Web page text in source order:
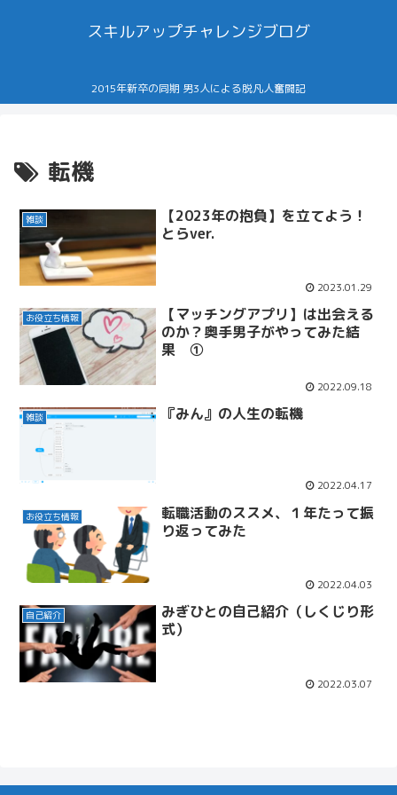
スキルアップチャレンジブログ
2015年新卒の同期 男3人による脱凡人奮闘記
転機
雑談
【2023年の抱負】を立てよう！
とらver.
2023.01.29
お役立ち情報
【マッチングアプリ】は出会える
のか？奥手男子がやってみた結
果 ①
2022.09.18
雑談 『みん』の人生の転機
2022.04.17
お役立ち情報
転職活動のススメ、１年たって振
り返ってみた
2022.04.03
自己紹介
みぎひとの自己紹介（しくじり形
式）
2022.03.07